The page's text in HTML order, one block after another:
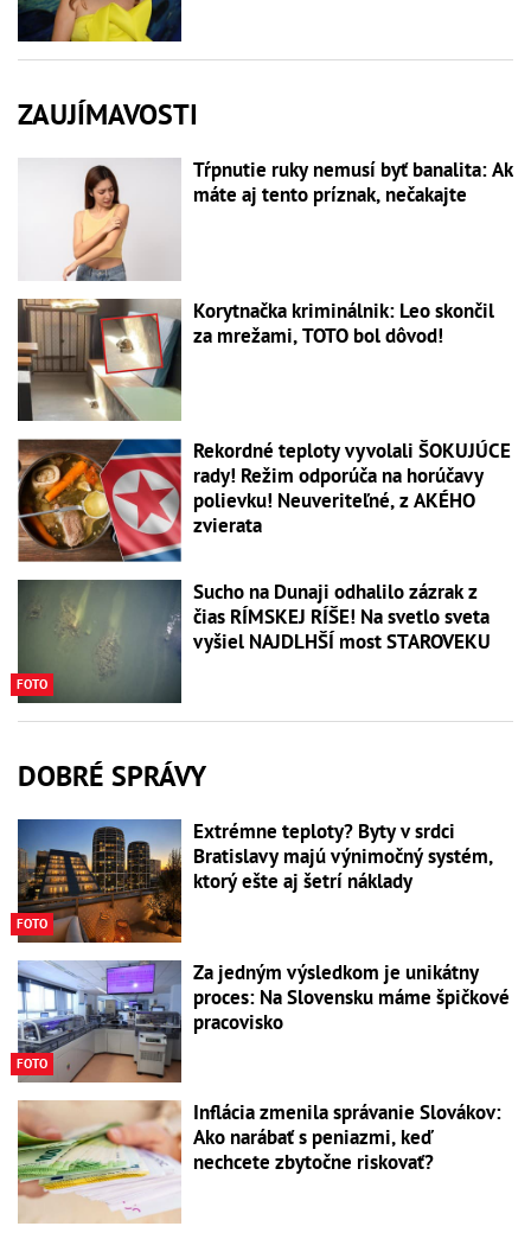
ZAUJÍMAVOSTI
Tŕpnutie ruky nemusí byť banalita: Ak
máte aj tento príznak, nečakajte
Korytnačka kriminálnik: Leo skončil
za mrežami, TOTO bol dôvod!
Rekordné teploty vyvolali ŠOKUJÚCE
rady! Režim odporúča na horúčavy
polievku! Neuveriteľné, z AKÉHO
zvierata
FOTO
Sucho na Dunaji odhalilo zázrak z
čias RÍMSKEJ RÍŠE! Na svetlo sveta
vyšiel NAJDLHŠÍ most STAROVEKU
DOBRÉ SPRÁVY
FOTO
Extrémne teploty? Byty v srdci
Bratislavy majú výnimočný systém,
ktorý ešte aj šetrí náklady
FOTO
Za jedným výsledkom je unikátny
proces: Na Slovensku máme špičkové
pracovisko
Inflácia zmenila správanie Slovákov:
Ako narábať s peniazmi, keď
nechcete zbytočne riskovať?